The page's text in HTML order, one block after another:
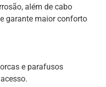
além de cabo
garante maior conforto
e parafusos